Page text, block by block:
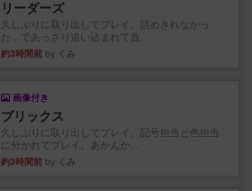
リーダーズ
久しぶりに取り出してプレイ。詰めきれなかっ
た…であっさり追い込まれて負...
約3時間前 by くみ
画像付き
ブリックス
久しぶりに取り出してプレイ。記号担当と色担当
に分かれてプレイ。あかんか...
約3時間前 by くみ